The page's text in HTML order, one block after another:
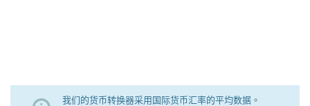
我们的货币转换器采用国际货币汇率的平均数据。